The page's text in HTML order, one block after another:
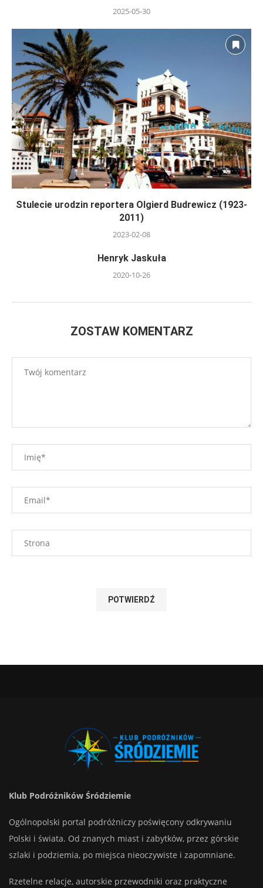
2025-05-30
Stulecie urodzin reportera Olgierd Budrewicz (1923-
2011)
2023-02-08
Henryk Jaskuła
2020-10-26
ZOSTAW KOMENTARZ
Klub Podróżników Śródziemie
Ogólnopolski portal podróżniczy poświęcony odkrywaniu
Polski i świata. Od znanych miast i zabytków, przez górskie
szlaki i podziemia, po miejsca nieoczywiste i zapomniane.
Rzetelne relacje, autorskie przewodniki oraz praktyczne